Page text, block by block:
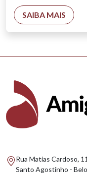
SAIBA MAIS
Rua Matias Cardoso,
Santo Agostinho -